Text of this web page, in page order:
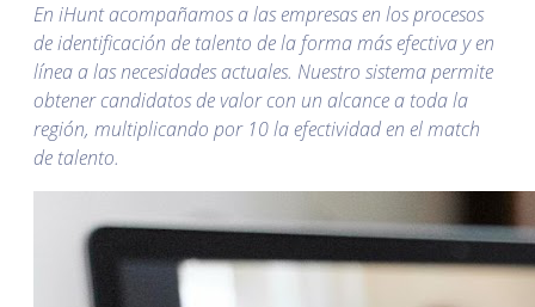
En iHunt acompañamos a las empresas en los procesos
de identificación de talento de la forma más efectiva y en
línea a las necesidades actuales. Nuestro sistema permite
obtener candidatos de valor con un alcance a toda la
región, multiplicando por 10 la efectividad en el match
de talento.